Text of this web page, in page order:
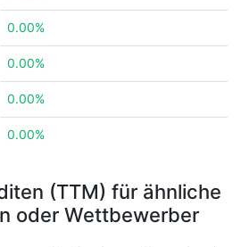
0.00%
0.00%
0.00%
0.00%
(TTM) für ähnliche
oder Wettbewerber